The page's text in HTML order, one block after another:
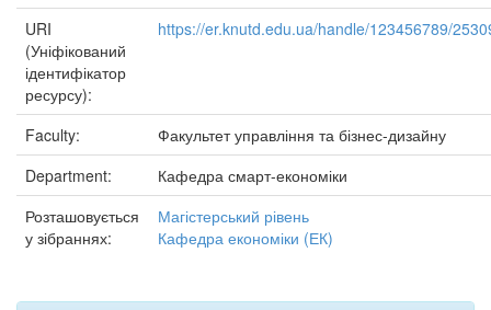
URI
(Уніфікований
ідентифікатор
ресурсу):
https://er.knutd.edu.ua/handle/123456789/
Faculty:
Факультет управління та бізнес-дизайну
Department:
Кафедра смарт-економіки
Розташовується
у зібраннях:
Магістерський рівень
Кафедра економіки (ЕК)